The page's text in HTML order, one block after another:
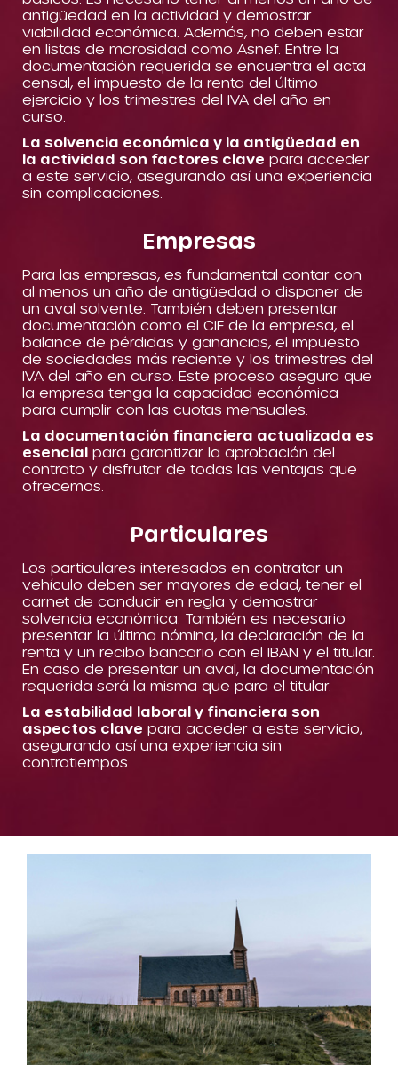
antigüedad en la actividad y demostrar
viabilidad económica. Además, no deben estar
en listas de morosidad como Asnef. Entre la
documentación requerida se encuentra el acta
censal, el impuesto de la renta del último
ejercicio y los trimestres del IVA del año en
curso.
La solvencia económica y la antigüedad en
la actividad son factores clave para acceder
a este servicio, asegurando así una experiencia
sin complicaciones.
Empresas
Para las empresas, es fundamental contar con
al menos un año de antigüedad o disponer de
un aval solvente. También deben presentar
documentación como el CIF de la empresa, el
balance de pérdidas y ganancias, el impuesto
de sociedades más reciente y los trimestres del
IVA del año en curso. Este proceso asegura que
la empresa tenga la capacidad económica
para cumplir con las cuotas mensuales.
La documentación financiera actualizada es
esencial para garantizar la aprobación del
contrato y disfrutar de todas las ventajas que
ofrecemos.
Particulares
Los particulares interesados en contratar un
vehículo deben ser mayores de edad, tener el
carnet de conducir en regla y demostrar
solvencia económica. También es necesario
presentar la última nómina, la declaración de la
renta y un recibo bancario con el IBAN y el titular.
En caso de presentar un aval, la documentación
requerida será la misma que para el titular.
La estabilidad laboral y financiera son
aspectos clave para acceder a este servicio,
asegurando así una experiencia sin
contratiempos.